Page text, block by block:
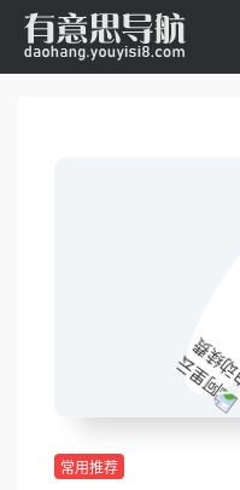
常用推荐